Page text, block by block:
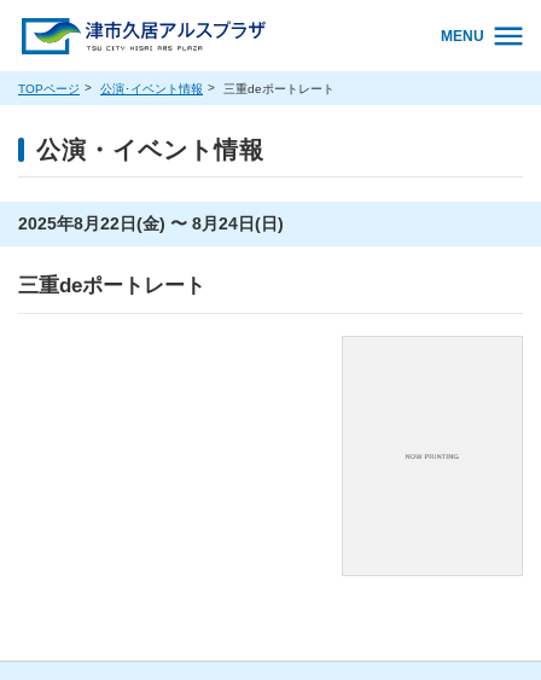
MENU
TOPページ 公演･イベント情報 三重deポートレート
公演・イベント情報
2025年8月22日(金) 〜 8月24日(日)
三重deポートレート